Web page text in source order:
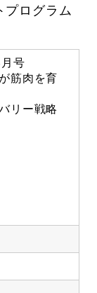
プログラム
号
筋肉を育
リー戦略